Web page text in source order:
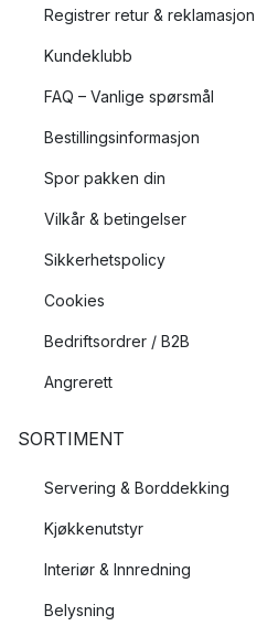
Registrer retur & reklamasjon
Kundeklubb
FAQ – Vanlige spørsmål
Bestillingsinformasjon
Spor pakken din
Vilkår & betingelser
Sikkerhetspolicy
Cookies
Bedriftsordrer / B2B
Angrerett
SORTIMENT
Servering & Borddekking
Kjøkkenutstyr
Interiør & Innredning
Belysning